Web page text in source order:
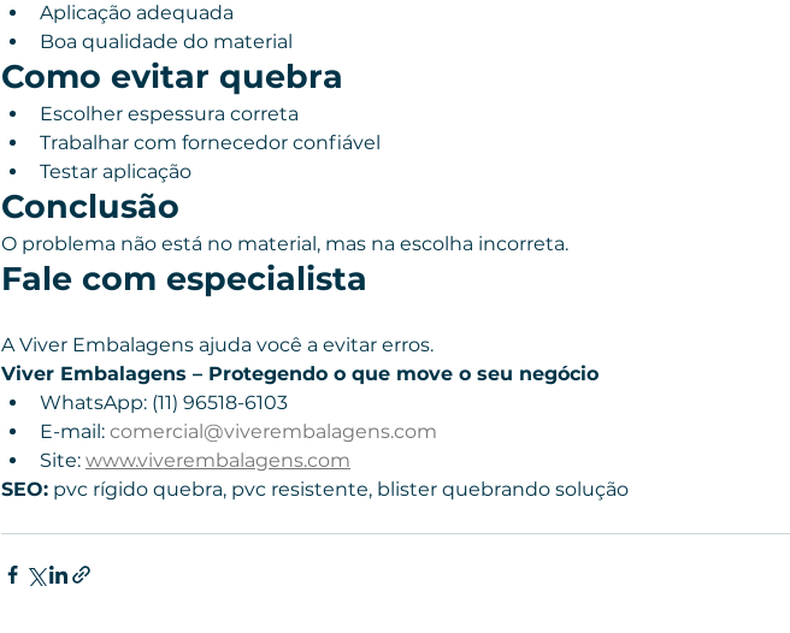
Aplicação adequada
Boa qualidade do material
Como evitar quebra
Escolher espessura correta
Trabalhar com fornecedor confiável
Testar aplicação
Conclusão
O problema não está no material, mas na escolha incorreta.
Fale com especialista
A Viver Embalagens ajuda você a evitar erros.
Viver Embalagens – Protegendo o que move o seu negócio
WhatsApp: (11) 96518-6103
E-mail: comercial@viverembalagens.com
Site: www.viverembalagens.com
SEO: pvc rígido quebra, pvc resistente, blister quebrando solução